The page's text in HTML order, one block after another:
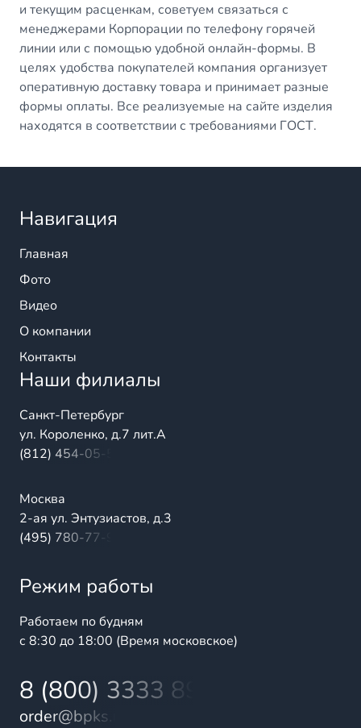
и текущим расценкам, советуем связаться с
менеджерами Корпорации по телефону горячей
линии или с помощью удобной онлайн-формы. В
целях удобства покупателей компания организует
оперативную доставку товара и принимает разные
формы оплаты. Все реализуемые на сайте изделия
находятся в соответствии с требованиями ГОСТ.
Навигация
Главная
Фото
Видео
О компании
Контакты
Наши филиалы
Санкт-Петербург
ул. Короленко, д.7 лит.А
(812) 454-05-54
Москва
2-ая ул. Энтузиастов, д.3
(495) 780-77-98
Режим работы
Работаем по будням
с 8:30 до 18:00 (Время московское)
8 (800) 3333 899
order@bpks.ru